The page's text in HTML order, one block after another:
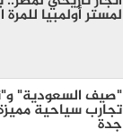
لمستر أولمبيا
"صيف السعودية"
تجارب سياحية
جدة